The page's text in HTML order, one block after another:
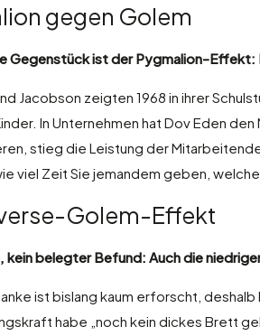
gegen Golem
Gegenstück ist der Pygmalion-Effekt:
Jacobson zeigten 1968 in ihrer
In Unternehmen hat Dov Eden
stieg die Leistung der
viel Zeit Sie jemandem geben,
Golem-Effekt
belegter Befund: Auch die
ist bislang kaum erforscht,
habe „noch kein dickes Brett